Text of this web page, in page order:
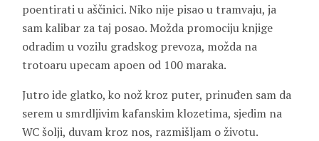
poentirati u aščinici. Niko nije pisao u tramvaju, ja
sam kalibar za taj posao. Možda promociju knjige
odradim u vozilu gradskog prevoza, možda na
trotoaru upecam apoen od 100 maraka.
Jutro ide glatko, ko nož kroz puter, prinuđen sam da
serem u smrdljivim kafanskim klozetima, sjedim na
WC šolji, duvam kroz nos, razmišljam o životu.